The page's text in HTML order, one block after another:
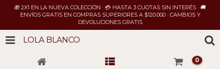
🎁 2X1 EN LA NUEVA COLECCIÓN · 💳 HASTA 3 CUOTAS SIN INTERÉS · 🚚
ENVÍOS GRATIS EN COMPRAS SUPERIORES A $120.000 · CAMBIOS Y
DEVOLUCIONES GRATIS
LOLA BLANCO
0